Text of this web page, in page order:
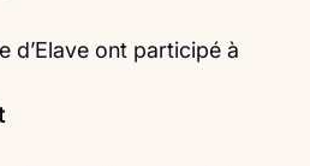
d’Elave ont participé à